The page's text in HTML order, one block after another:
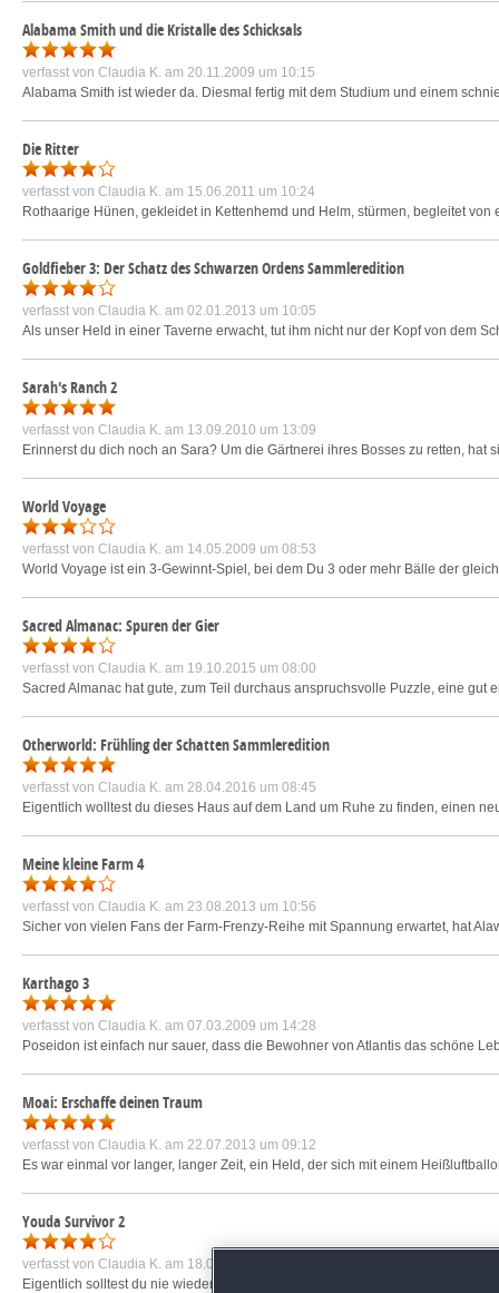
Alabama Smith und die Kristalle des Schicksals
verfasst von Claudia K. am 20.11.2009 um 10:15
Alabama Smith ist wieder da. Diesmal fertig mit dem Studium und einem
Die Ritter
verfasst von Claudia K. am 15.06.2011 um 10:24
Rothaarige Hünen, gekleidet in Kettenhemd und Helm, stürmen, begleitet
Goldfieber 3: Der Schatz des Schwarzen Ordens Sammleredition
verfasst von Claudia K. am 02.01.2013 um 10:05
Als unser Held in einer Taverne erwacht, tut ihm nicht nur der Kopf von dem
Sarah's Ranch 2
verfasst von Claudia K. am 13.09.2010 um 13:09
Erinnerst du dich noch an Sara? Um die Gärtnerei ihres Bosses zu retten,
World Voyage
verfasst von Claudia K. am 14.05.2009 um 08:53
World Voyage ist ein 3-Gewinnt-Spiel, bei dem Du 3 oder mehr Bälle der
Sacred Almanac: Spuren der Gier
verfasst von Claudia K. am 19.10.2015 um 08:00
Sacred Almanac hat gute, zum Teil durchaus anspruchsvolle Puzzle, eine
Otherworld: Frühling der Schatten Sammleredition
verfasst von Claudia K. am 28.04.2016 um 08:45
Eigentlich wolltest du dieses Haus auf dem Land um Ruhe zu finden, einen
Meine kleine Farm 4
verfasst von Claudia K. am 23.08.2013 um 10:56
Sicher von vielen Fans der Farm-Frenzy-Reihe mit Spannung erwartet, hat
Karthago 3
verfasst von Claudia K. am 07.03.2009 um 14:28
Poseidon ist einfach nur sauer, dass die Bewohner von Atlantis das schöne
Moai: Erschaffe deinen Traum
verfasst von Claudia K. am 22.07.2013 um 09:12
Es war einmal vor langer, langer Zeit, ein Held, der sich mit einem
Youda Survivor 2
verfasst von Claudia K. am 18.05.2011 um 12:29
Eigentlich solltest du nie wieder auf die Insel zurückkehren, nachdem du in